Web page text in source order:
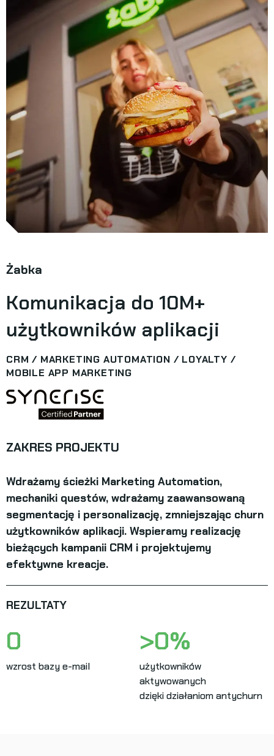
Żabka
Komunikacja do 10M+
użytkowników aplikacji
CRM / MARKETING AUTOMATION / LOYALTY /
MOBILE APP MARKETING
ZAKRES PROJEKTU
Wdrażamy ścieżki Marketing Automation,
mechaniki questów, wdrażamy zaawansowaną
segmentację i personalizację, zmniejszając churn
użytkowników aplikacji. Wspieramy realizację
bieżących kampanii CRM i projektujemy
efektywne kreacje.
REZULTATY
0
wzrost bazy e-mail
>0%
użytkowników
aktywowanych
dzięki działaniom antychurn